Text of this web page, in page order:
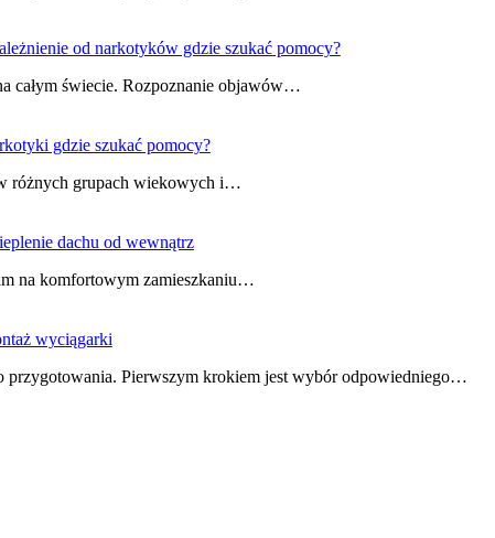
od narkotyków gdzie szukać pomocy?
całym świecie. Rozpoznanie objawów…
gdzie szukać pomocy?
różnych grupach wiekowych i…
dachu od wewnątrz
na komfortowym zamieszkaniu…
wyciągarki
przygotowania. Pierwszym krokiem jest wybór odpowiedniego…